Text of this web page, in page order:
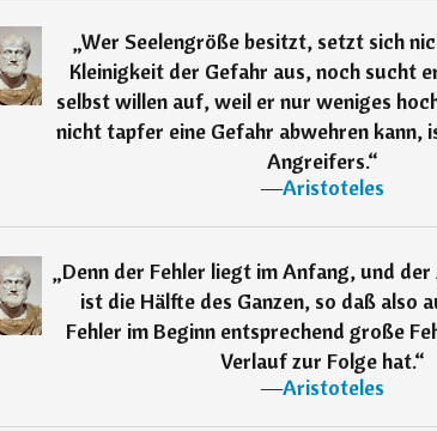
„Wer Seelengröße besitzt, setzt sich
Kleinigkeit der Gefahr aus, noch sucht
selbst willen auf, weil er nur weniges
nicht tapfer eine Gefahr abwehren kann,
Angreifers.“
―Aristoteles
„Denn der Fehler liegt im Anfang, und
ist die Hälfte des Ganzen, so daß also
Fehler im Beginn entsprechend große
Verlauf zur Folge hat.“
―Aristoteles